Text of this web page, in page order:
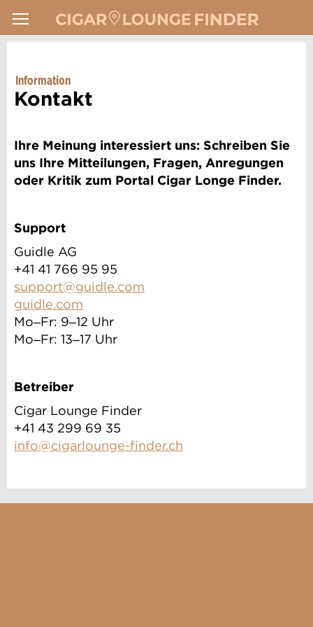
Information
Kontakt
Ihre Meinung interessiert uns: Schreiben Sie
uns Ihre Mitteilungen, Fragen, Anregungen
oder Kritik zum Portal Cigar Longe Finder.
Support
Guidle AG
+41 41 766 95 95
support@guidle.com
guidle.com
Mo–Fr: 9–12 Uhr
Mo–Fr: 13–17 Uhr
Betreiber
Cigar Lounge Finder
+41 43 299 69 35
info@cigarlounge-finder.ch